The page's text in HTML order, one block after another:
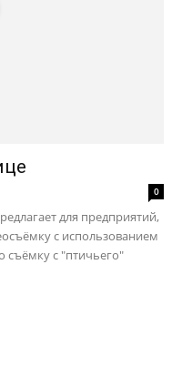
0
для предприятий,
с использованием
съёмку с "птичьего"